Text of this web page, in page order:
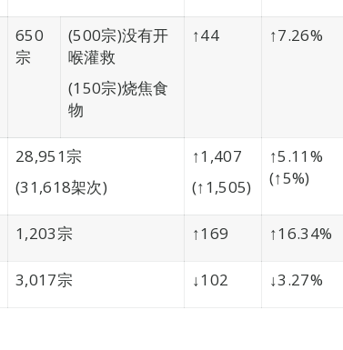
650
宗
(500宗)没有开
喉灌救
(150宗)烧焦食
物
↑44 ↑7.26%
28,951宗
(31,618架次)
↑1,407
(↑1,505)
↑5.11%
(↑5%)
1,203宗 ↑169 ↑16.34%
3,017宗 ↓102 ↓3.27%